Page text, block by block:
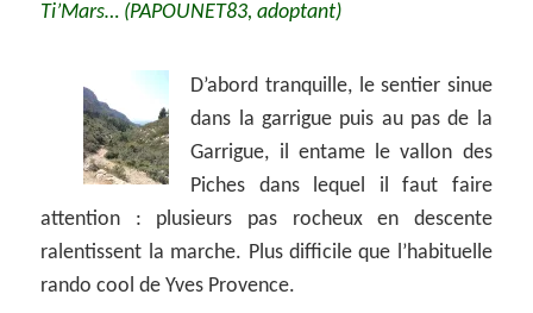
Ti’Mars… (PAPOUNET83, adoptant)
D’abord tranquille, le sentier sinue
dans la garrigue puis au pas de la
Garrigue, il entame le vallon des
Piches dans lequel il faut faire
attention : plusieurs pas rocheux en descente
ralentissent la marche. Plus difficile que l’habituelle
rando cool de Yves Provence.